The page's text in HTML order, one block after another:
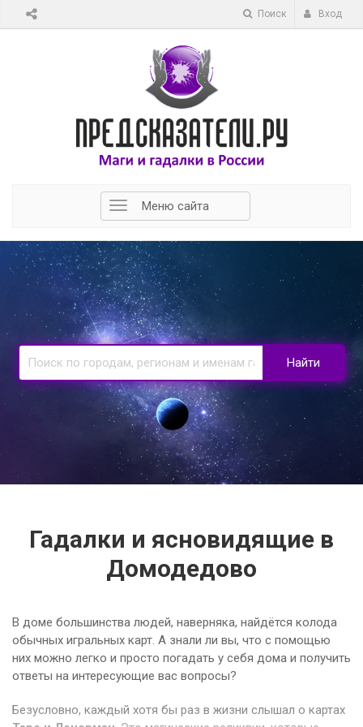
Поиск Вход
Меню сайта
Найти
Гадалки и ясновидящие в
Домодедово
В доме большинства людей, наверняка, найдётся колода
обычных игральных карт. А знали ли вы, что с помощью
них можно легко и просто погадать у себя дома и получить
ответы на интересующие вас вопросы?
Безусловно, каждый хотя бы раз в жизни слышал о картах